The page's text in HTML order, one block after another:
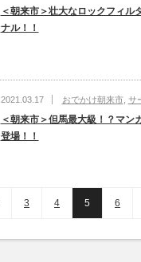
＜朝来市＞壮大なロックフィル
ナル！！
2021.03.17 おでかけ朝来市, サ
＜朝来市＞但馬最大級！？マン
登場！！
3 4 5 6